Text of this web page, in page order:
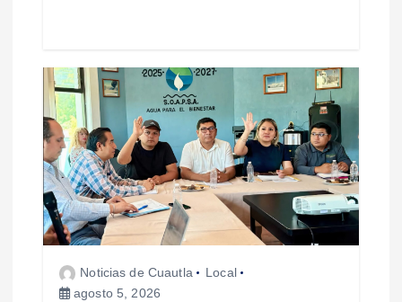
a
s
Noticias de Cuautla
Local
agosto 5, 2026